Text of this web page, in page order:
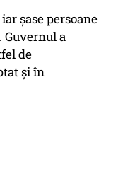
şase persoane
Guvernul a
de
şi în